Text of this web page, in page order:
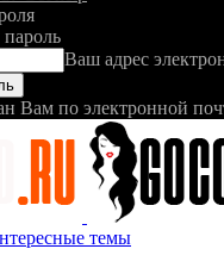
Ваш адрес
Вам по электронной
темы